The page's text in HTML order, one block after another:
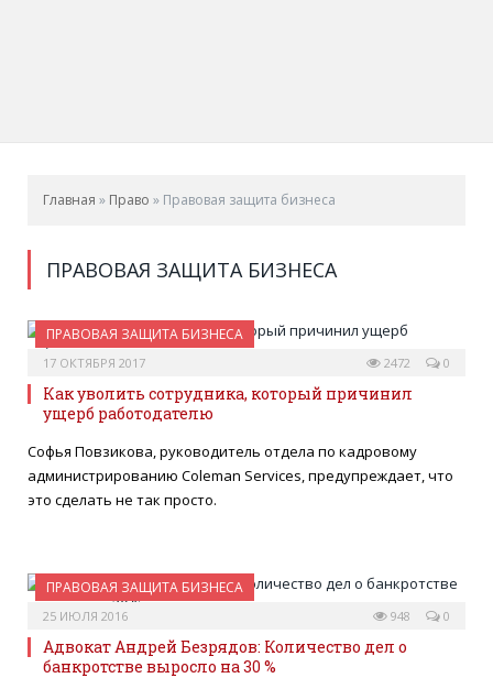
Главная » Право » Правовая защита бизнеса
ПРАВОВАЯ ЗАЩИТА БИЗНЕСА
ПРАВОВАЯ ЗАЩИТА БИЗНЕСА
17 ОКТЯБРЯ 2017 0
2472
Как уволить сотрудника, который причинил
ущерб работодателю
Софья Повзикова, руководитель отдела по кадровому
администрированию Coleman Services, предупреждает, что
это сделать не так просто.
ПРАВОВАЯ ЗАЩИТА БИЗНЕСА
25 ИЮЛЯ 2016 0
948
Адвокат Андрей Безрядов: Количество дел о
банкротстве выросло на 30 %